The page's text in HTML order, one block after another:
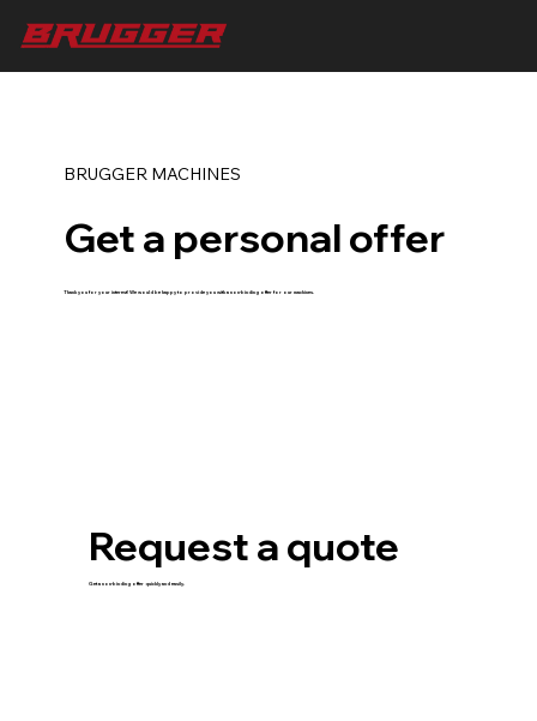
BRUGGER MACHINES
Get a personal offer
Thank you for your interest! We would be happy to provide you with a non-binding offer for our machines.
Request a quote
Get a non-binding offer quickly and easily.